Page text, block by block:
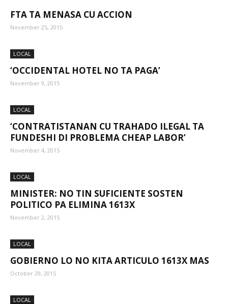
FTA TA MENASA CU ACCION
November 25, 2015
LOCAL
‘OCCIDENTAL HOTEL NO TA PAGA’
November 9, 2015
LOCAL
‘CONTRATISTANAN CU TRAHADO ILEGAL TA
FUNDESHI DI PROBLEMA CHEAP LABOR’
November 4, 2015
LOCAL
MINISTER: NO TIN SUFICIENTE SOSTEN
POLITICO PA ELIMINA 1613X
November 2, 2015
LOCAL
GOBIERNO LO NO KITA ARTICULO 1613X MAS
October 29, 2015
LOCAL